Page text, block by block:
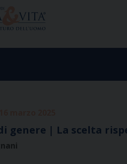
genere | La scelta